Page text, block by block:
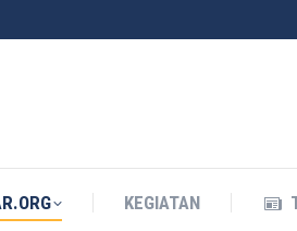
KEGIATAN
KEGIATAN